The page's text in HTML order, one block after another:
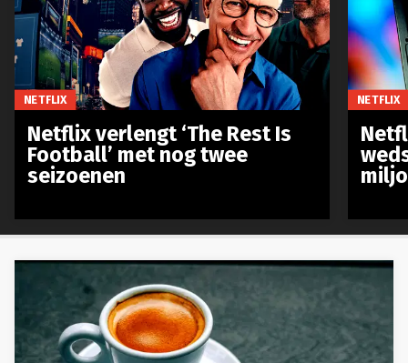
NETFLIX
Netflix verlengt ‘The Rest Is
Football’ met nog twee
seizoenen
NETFLIX